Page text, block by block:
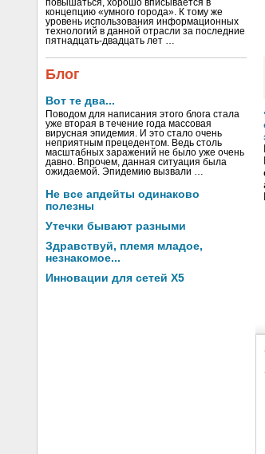
повышаться, хорошо вписывается в
концепцию «умного города». К тому же
уровень использования информационных
технологий в данной отрасли за последние
пятнадцать-двадцать лет …
Блог
Вот те два...
Поводом для написания этого блога стала
уже вторая в течение года массовая
вирусная эпидемия. И это стало очень
неприятным прецедентом. Ведь столь
масштабных заражений не было уже очень
давно. Впрочем, данная ситуация была
ожидаемой. Эпидемию вызвали …
Не все апдейты одинаково
полезны
Утечки бывают разными
Здравствуй, племя младое,
незнакомое...
Инновации для сетей X5